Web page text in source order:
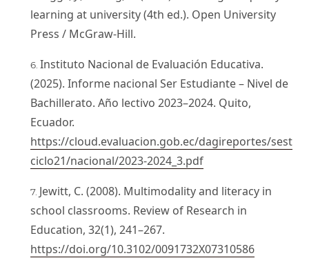
learning at university (4th ed.). Open University
Press / McGraw-Hill.
Instituto Nacional de Evaluación Educativa.
(2025). Informe nacional Ser Estudiante – Nivel de
Bachillerato. Año lectivo 2023–2024. Quito,
Ecuador.
https://cloud.evaluacion.gob.ec/dagireportes/sest
ciclo21/nacional/2023-2024_3.pdf
Jewitt, C. (2008). Multimodality and literacy in
school classrooms. Review of Research in
Education, 32(1), 241–267.
https://doi.org/10.3102/0091732X07310586